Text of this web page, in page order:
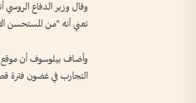
وقال وزير الدفاع الروسي
تعني أنه "من المستحسن
وأضاف بيلوسوف أن موقع
التجارب في غضون فترة